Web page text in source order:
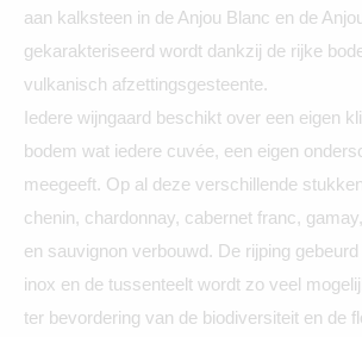
aan kalksteen in de Anjou Blanc en de
gekarakteriseerd wordt dankzij de rijke
vulkanisch afzettingsgesteente.
Iedere wijngaard beschikt over een eigen
bodem wat iedere cuvée, een eigen
meegeeft. Op al deze verschillende
chenin, chardonnay, cabernet franc,
en sauvignon verbouwd. De rijping
inox en de tussenteelt wordt zo veel
ter bevordering van de biodiversiteit en de